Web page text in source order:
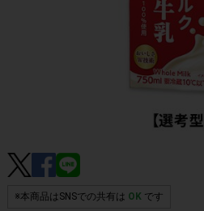
※本商品はSNSでの共有は OKです